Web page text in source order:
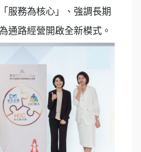
服務為核心」、強調長期
通路經營開啟全新模式。